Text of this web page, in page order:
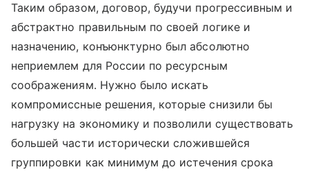
Таким образом, договор, будучи прогрессивным и
абстрактно правильным по своей логике и
назначению, конъюнктурно был абсолютно
неприемлем для России по ресурсным
соображениям. Нужно было искать
компромиссные решения, которые снизили бы
нагрузку на экономику и позволили существовать
большей части исторически сложившейся
группировки как минимум до истечения срока